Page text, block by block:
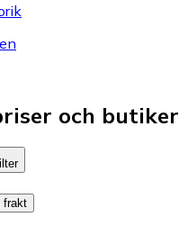
och butiker
frakt